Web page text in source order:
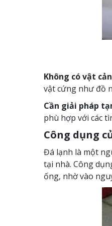
Không có vật
vật cứng như đồ
Cần giải pháp
phù hợp với các
Công dụng
Đá lạnh là một
tại nhà. Công
ống, nhờ vào